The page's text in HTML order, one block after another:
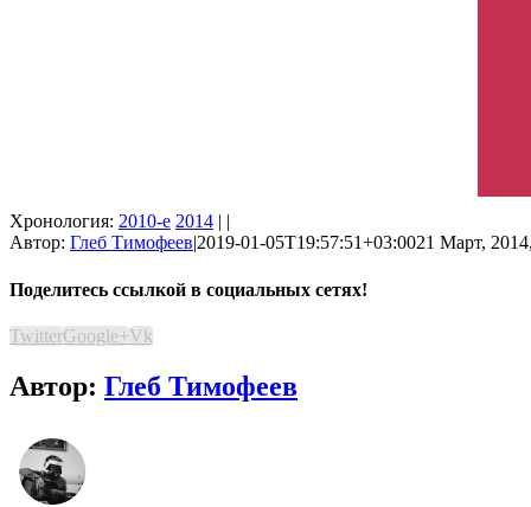
Хронология: 2010-е 2014 | |
Автор: Глеб Тимофеев|2019-01-05T19:57:51+03:0021 Март,
Поделитесь ссылкой в социальных сетях!
TwitterGoogle+Vk
Автор: Глеб Тимофеев